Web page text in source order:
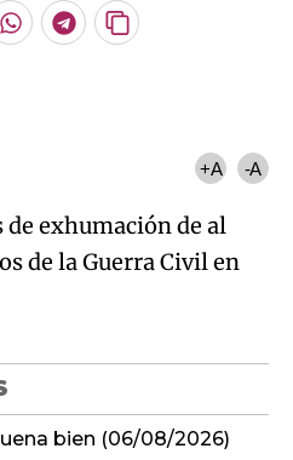
Whatsapp
Telegram
Copiar
+A -A
exhumación de al
de la Guerra Civil en
bien (06/08/2026)